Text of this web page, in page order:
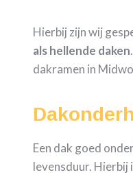
Hierbij zijn wij
als hellende daken
dakramen in
Een dak goed
levensduur. Hierbij